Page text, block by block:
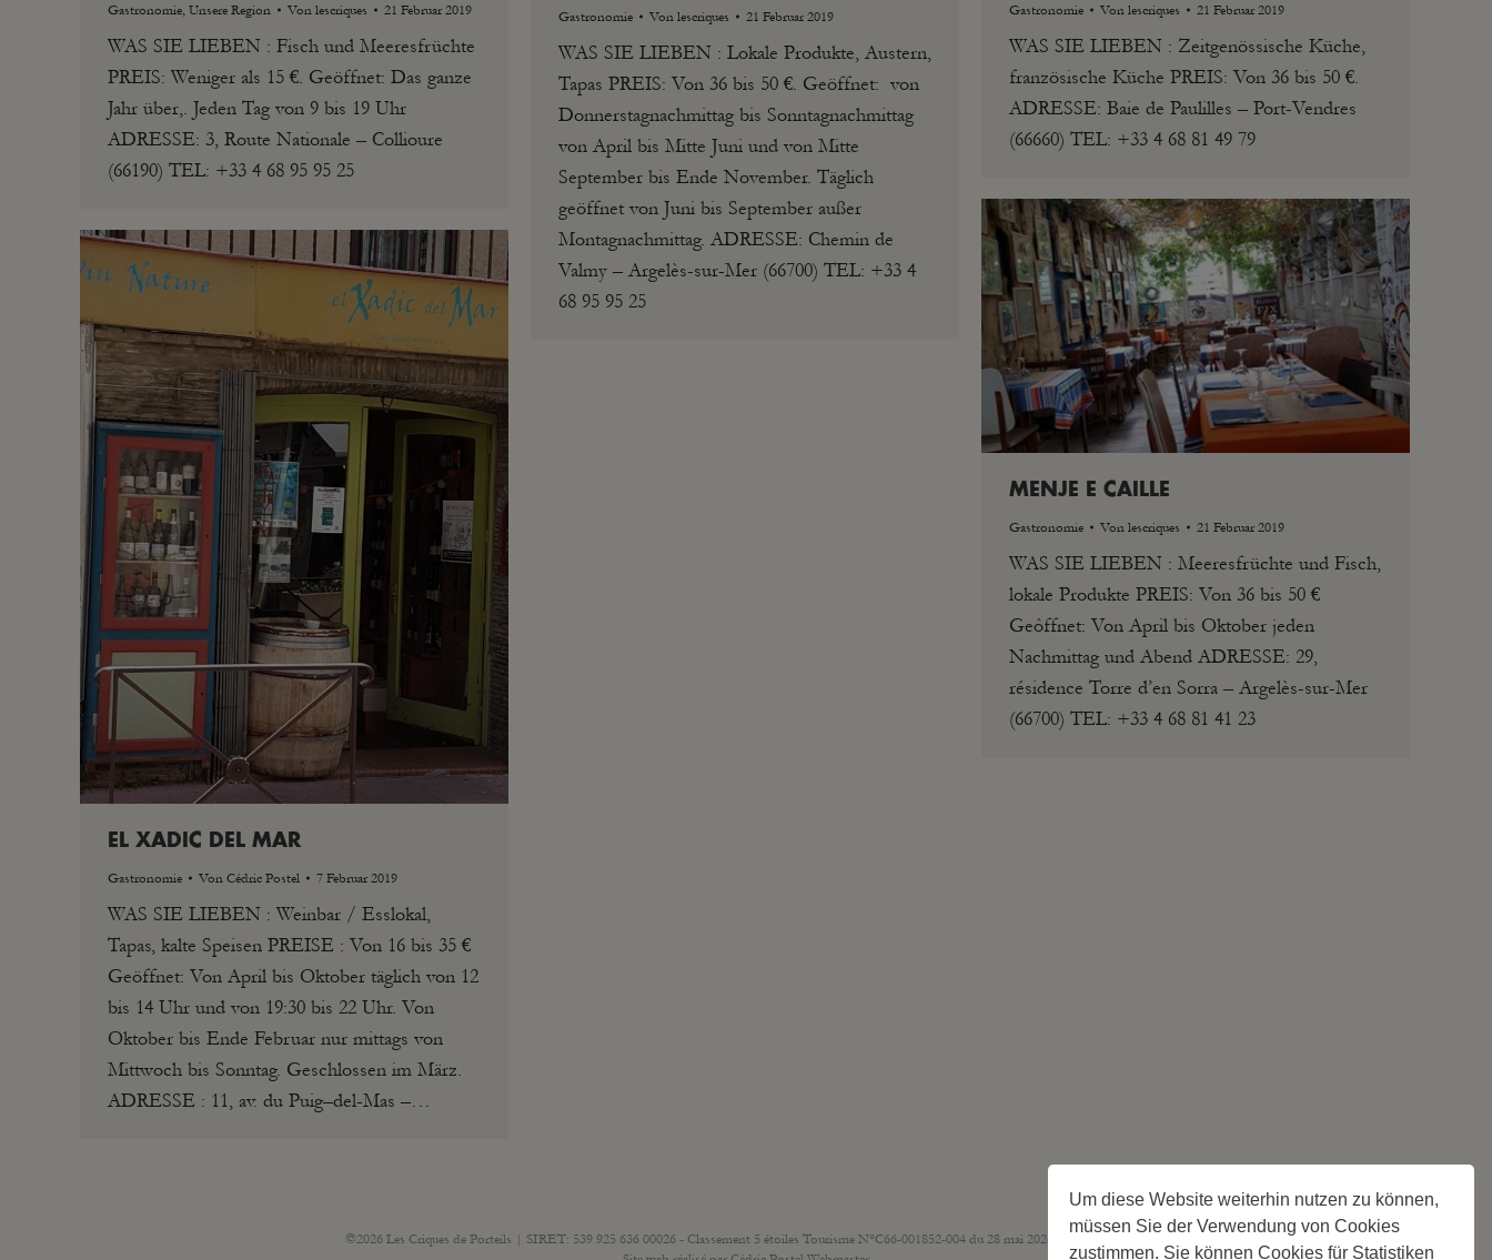
Um diese Website weiterhin nutzen zu können,
müssen Sie der Verwendung von Cookies
zustimmen. Sie können Cookies für Statistiken
Gastronomie Unsere Region Von lescriques 21 Februar 2019
WAS SIE LIEBEN : Fisch und Meeresfrüchte
PREIS: Weniger als 15 €. Geöffnet: Das ganze
Jahr über,. Jeden Tag von 9 bis 19 Uhr
ADRESSE: 3, Route Nationale – Collioure
(66190) TEL: +33 4 68 95 95 25
Gastronomie Von lescriques 21 Februar 2019
WAS SIE LIEBEN : Lokale Produkte, Austern,
Tapas PREIS: Von 36 bis 50 €. Geöffnet: von
Donnerstagnachmittag bis Sonntagnachmittag
von April bis Mitte Juni und von Mitte
September bis Ende November. Täglich
geöffnet von Juni bis September außer
Montagnachmittag. ADRESSE: Chemin de
Valmy – Argelès-sur-Mer (66700) TEL: +33 4
68 95 95 25
Gastronomie Von lescriques 21 Februar 2019
WAS SIE LIEBEN : Zeitgenössische Küche,
französische Küche PREIS: Von 36 bis 50 €.
ADRESSE: Baie de Paulilles – Port-Vendres
(66660) TEL: +33 4 68 81 49 79
MENJE E CAILLE
Gastronomie Von lescriques 21 Februar 2019
WAS SIE LIEBEN : Meeresfrüchte und Fisch,
lokale Produkte PREIS: Von 36 bis 50 €
Geôffnet: Von April bis Oktober jeden
Nachmittag und Abend ADRESSE: 29,
résidence Torre d’en Sorra – Argelès-sur-Mer
(66700) TEL: +33 4 68 81 41 23
EL XADIC DEL MAR
Gastronomie Von Cédric Postel 7 Februar 2019
WAS SIE LIEBEN : Weinbar / Esslokal,
Tapas, kalte Speisen PREISE : Von 16 bis 35 €
Geöffnet: Von April bis Oktober täglich von 12
bis 14 Uhr und von 19:30 bis 22 Uhr. Von
Oktober bis Ende Februar nur mittags von
Mittwoch bis Sonntag. Geschlossen im März.
ADRESSE : 11, av. du Puig–del-Mas –…
©2026 Les Criques de Porteils | SIRET: 539 925 636 00026 - Classement 5 étoiles Tourisme N°C66-001852-004 du 28 mai 2026 – 244 Stellplätze